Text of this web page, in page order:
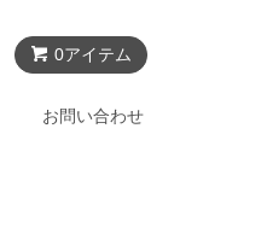
0アイテム
お問い合わせ